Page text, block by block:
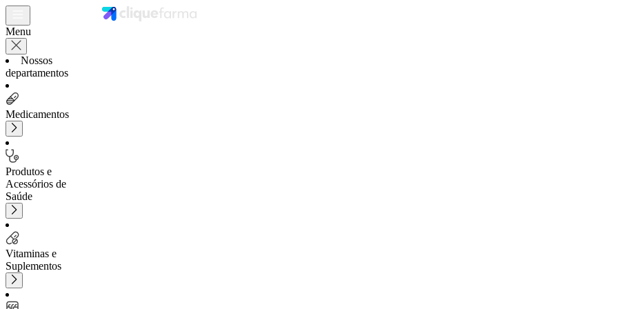
Menu
Nossos
departamentos
Medicamentos
Produtos e
Acessórios de
Saúde
Vitaminas e
Suplementos